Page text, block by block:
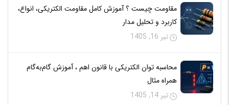
مقاومت چیست ؟ آموزش کامل مقاومت الکتریکی، انواع،
کاربرد و تحلیل مدار
تیر 16, 1405
محاسبه توان الکتریکی با قانون اهم ، آموزش گام‌به‌گام
همراه مثال
تیر 14, 1405